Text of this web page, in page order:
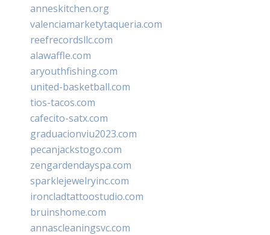
anneskitchen.org
valenciamarketytaqueria.com
reefrecordsllc.com
alawaffle.com
aryouthfishing.com
united-basketball.com
tios-tacos.com
cafecito-satx.com
graduacionviu2023.com
pecanjackstogo.com
zengardendayspa.com
sparklejewelryinc.com
ironcladtattoostudio.com
bruinshome.com
annascleaningsvc.com